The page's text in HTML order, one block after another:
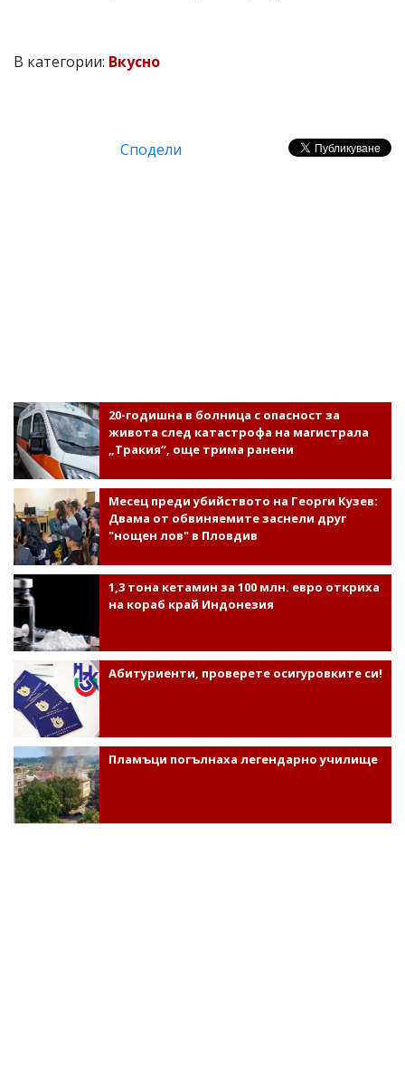
В категории: Вкусно
Сподели
20-годишна в болница с опасност за
живота след катастрофа на магистрала
„Тракия“, още трима ранени
Месец преди убийството на Георги Кузев:
Двама от обвиняемите заснели друг
"нощен лов" в Пловдив
1,3 тона кетамин за 100 млн. евро откриха
на кораб край Индонезия
Абитуриенти, проверете осигуровките си!
Пламъци погълнаха легендарно училище